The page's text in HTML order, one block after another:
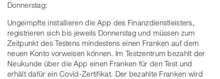
Donnerstag:
Ungeimpfte installieren die App des Finanzdienstleisters,
registrieren sich bis jeweils Donnerstag und müssen zum
Zeitpunkt des Testens mindestens einen Franken auf dem
neuen Konto vorweisen können. Im Testzentrum bezahlt der
Neukunde über die App einen Franken für den Test und
erhält dafür ein Covid-Zertifikat. Der bezahlte Franken wird